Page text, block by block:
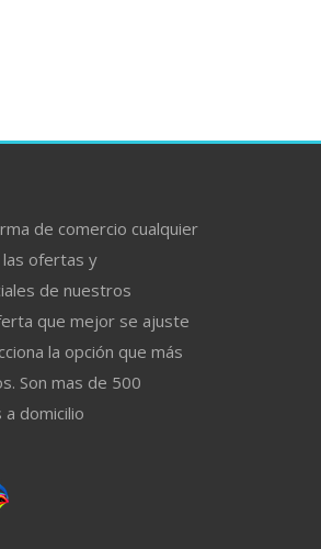
de comercio cualquier
ofertas y
de nuestros
que mejor se ajuste
la opción que más
Son mas de 500
domicilio